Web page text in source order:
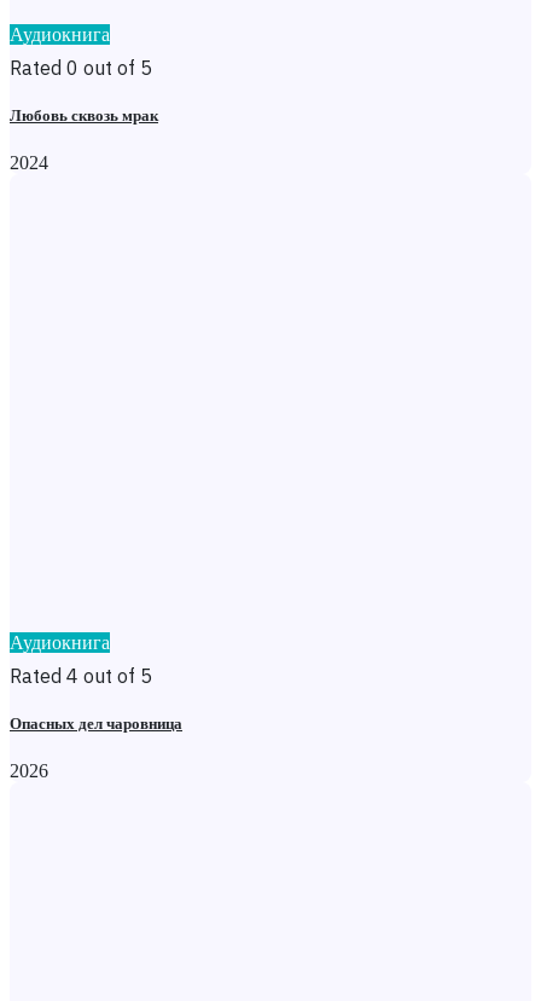
Аудиокнига
Rated 0 out of 5
Любовь сквозь мрак
2024
Аудиокнига
Rated 4 out of 5
Опасных дел чаровница
2026